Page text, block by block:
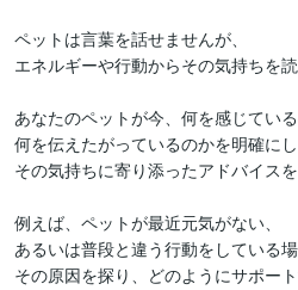
ペットは言葉を話せませんが、
エネルギーや行動からその気持ちを
あなたのペットが今、何を感じている
何を伝えたがっているのかを明確にし
その気持ちに寄り添ったアドバイスを
例えば、ペットが最近元気がない、
あるいは普段と違う行動をしている場
その原因を探り、どのようにサポー